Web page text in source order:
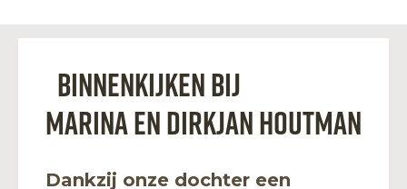
Binnenkijken bij
Marina en Dirkjan Houtman
Dankzij onze dochter een